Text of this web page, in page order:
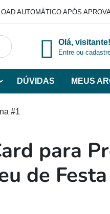
AUTOMÁTICO APÓS
Olá, visitante!
Entre ou
DÚVIDAS MEUS
#1
para
de